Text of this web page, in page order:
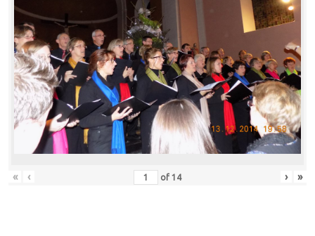
« ‹ of 14 › »